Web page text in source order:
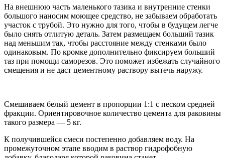
На внешнюю часть маленького тазика и внутренние стенки
большого наносим моющее средство, не забываем обработать
участок с трубой. Это нужно для того, чтобы в будущем легче
было снять отлитую деталь. Затем размещаем больший тазик
над меньшим так, чтобы расстояние между стенками было
одинаковым. По кромке дополнительно фиксируем больший
таз при помощи саморезов. Это поможет избежать случайного
смещения и не даст цементному раствору вытечь наружу.
Смешиваем белый цемент в пропорции 1:1 с песком средней
фракции. Ориентировочное количество цемента для раковины
такого размера — 5 кг.
К получившейся смеси постепенно добавляем воду. На
промежуточном этапе вводим в раствор гидрофобную